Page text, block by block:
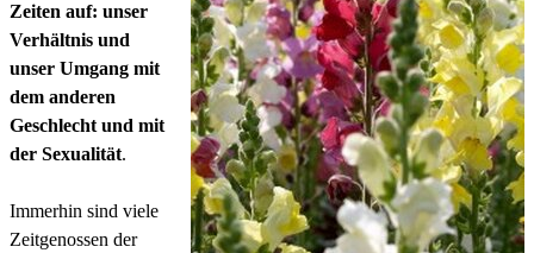
Zeiten auf: unser
Verhältnis und
unser Umgang mit
dem anderen
Geschlecht und mit
der Sexualität.
Immerhin sind viele
Zeitgenossen der